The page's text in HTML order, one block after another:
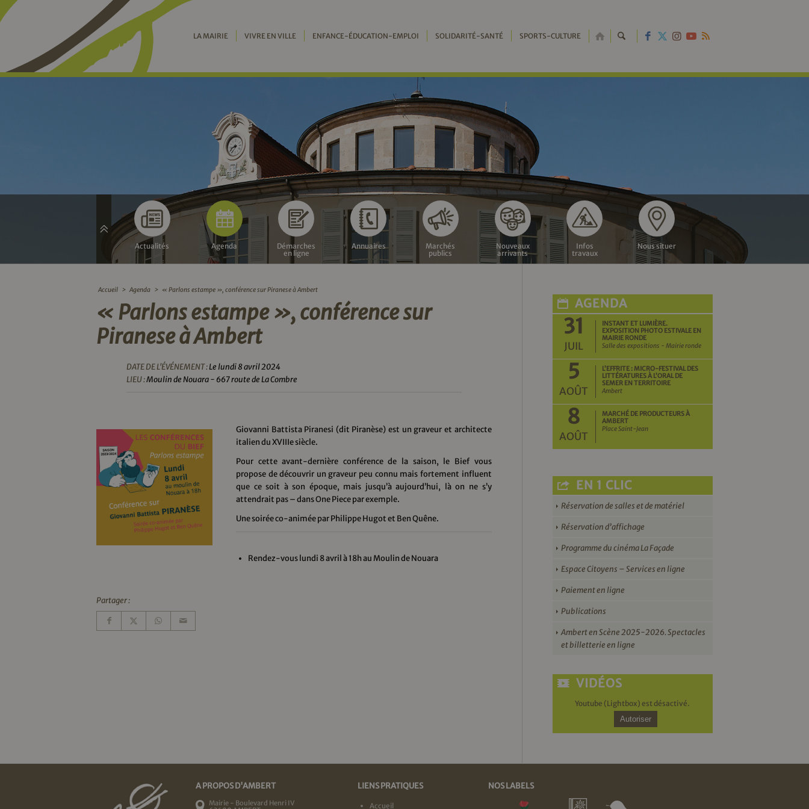
LA MAIRIE VIVRE EN VILLE ENFANCE-ÉDUCATION-EMPLOI SOLIDARITÉ-SANTÉ SPORTS-CULTURE RETOUR
Actualités Agenda
Démarches
en ligne
Annuaires
Marchés
publics
Nouveaux
arrivants
Infos
travaux
Nous situer
Accueil > Agenda > « Parlons estampe », conférence sur Piranese à Ambert
« Parlons estampe », conférence sur
Piranese à Ambert
DATE DE L'ÉVÉNEMENT :Le lundi 8 avril 2024
LIEU :Moulin de Nouara - 667 route de La Combre
Giovanni Battista Piranesi (dit Piranèse) est un graveur et architecte
italien du XVIIIe siècle.
Pour cette avant-dernière conférence de la saison, le Bief vous
propose de découvrir un graveur peu connu mais fortement influent
que ce soit à son époque, mais jusqu’à aujourd’hui, là on ne s’y
attendrait pas – dans One Piece par exemple.
Une soirée co-animée par Philippe Hugot et Ben Quêne.
Rendez-vous lundi 8 avril à 18h au Moulin de Nouara
Partager :
AGENDA
31
JUIL
INSTANT ET LUMIÈRE.
EXPOSITION PHOTO ESTIVALE EN
MAIRIE RONDE
Salle des expositions - Mairie ronde
5
AOÛT
L’EFFRITE : MICRO-FESTIVAL DES
LITTÉRATURES À L’ORAL DE
SEMER EN TERRITOIRE
Ambert
8
AOÛT
MARCHÉ DE PRODUCTEURS À
AMBERT
Place Saint-Jean
EN 1 CLIC
Réservation de salles et de matériel
Réservation d’affichage
Programme du cinéma La Façade
Espace Citoyens – Services en ligne
Paiement en ligne
Publications
Ambert en Scène 2025-2026. Spectacles
et billetterie en ligne
VIDÉOS
Youtube (Lightbox) est désactivé.
Autoriser
A PROPOS D'AMBERT
Mairie - Boulevard Henri IV
LIENS PRATIQUES
Accueil
NOS LABELS